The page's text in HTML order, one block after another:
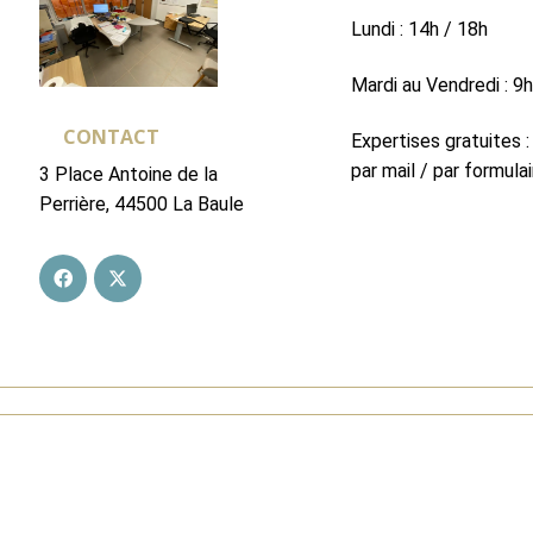
CONTACT
3 Place Antoine de la
Perrière, 44500 La Baule
Lundi : 14h / 18h
Mardi au Vendredi :
Expertises gratuites
par mail / par